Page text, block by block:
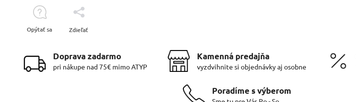
Opýtať sa Zdieľať
Doprava zadarmo
pri nákupe nad 75€ mimo ATYP
Kamenná predajňa
vyzdvihnite si objednávky aj osobne
Poradíme s výberom